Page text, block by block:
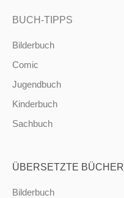
BUCH-TIPPS
Bilderbuch
Comic
Jugendbuch
Kinderbuch
Sachbuch
ÜBERSETZTE BÜCHER
Bilderbuch